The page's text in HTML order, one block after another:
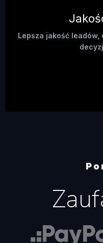
Lepsza jakość leadów,